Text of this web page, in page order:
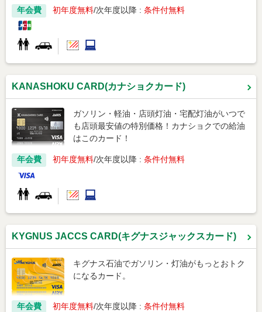
年会費 初年度無料 次年度以降 : 条件付無料
KANASHOKU CARD(カナショクカード)
ガソリン・軽油・店頭灯油・宅配灯油がいつで
も店頭最安値の特別価格！カナショクでの給油
はこのカード！
年会費 初年度無料 次年度以降 : 条件付無料
KYGNUS JACCS CARD(キグナスジャックスカード)
キグナス石油でガソリン・灯油がもっとおトク
になるカード。
年会費 初年度無料 次年度以降 : 条件付無料